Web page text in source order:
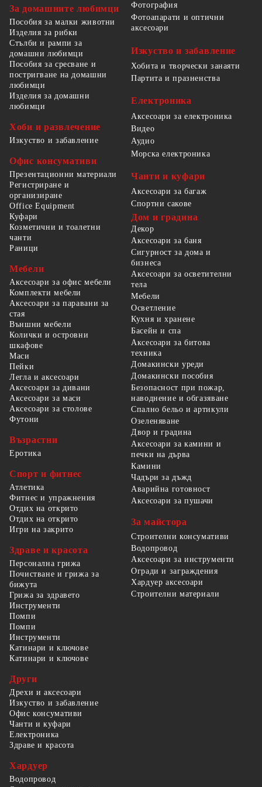
За домашните любимци
Пособия за малки животни
Изделия за рибки
Стълби и рампи за
домашни любимци
Пособия за сресване и
постригване на домашни
любимци
Изделия за домашни
любимци
Хоби и развлечение
Изкуство и забавление
Офис консумативи
Презентационни материали
Регистриране и
организиране
Office Equipment
Фотография
Фотоапарати и оптични
аксесоари
Изкуство и забавление
Хобита и творчески занаяти
Партита и празненства
Електроника
Аксесоари за електроника
Видео
Аудио
Морска електроника
Чанти и куфари
Аксесоари за багаж
Спортни сакове
Куфари
Козметични и тоалетни
чанти
Раници
Мебели
Аксесоари за офис мебели
Комплекти мебели
Аксесоари за паравани за
стая
Външни мебели
Колички и островни
шкафове
Маси
Пейки
Легла и аксесоари
Аксесоари за дивани
Аксесоари за маси
Аксесоари за столове
Футони
Възрастни
Еротика
Спорт и фитнес
Атлетика
Фитнес и упражнения
Отдих на открито
Отдих на открито
Игри на закрито
Здраве и красота
Персонална грижа
Почистване и грижа за
бижута
Грижа за здравето
Дом и градина
Декор
Аксесоари за баня
Сигурност за дома и
бизнеса
Аксесоари за осветителни
тела
Мебели
Осветление
Кухня и хранене
Басейн и спа
Аксесоари за битова
техника
Домакински уреди
Домакински пособия
Безопасност при пожар,
наводнение и обгазяване
Спално бельо и артикули
Озеленяване
Двор и градина
Аксесоари за камини и
печки на дърва
Камини
Чадъри за дъжд
Аварийна готовност
Аксесоари за пушачи
За майстора
Строителни консумативи
Водопровод
Аксесоари за инструменти
Огради и заграждения
Хардуер аксесоари
Строителни материали
Инструменти
Помпи
Помпи
Инструменти
Катинари и ключове
Катинари и ключове
Други
Дрехи и аксесоари
Изкуство и забавление
Офис консумативи
Чанти и куфари
Електроника
Здраве и красота
Хардуер
Водопровод